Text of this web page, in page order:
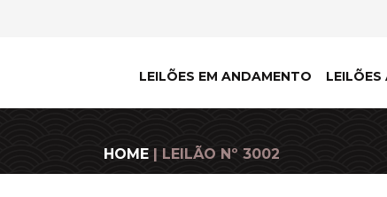
LEILÕES EM ANDAMENTO LEILÕES
HOME | LEILÃO Nº 3002